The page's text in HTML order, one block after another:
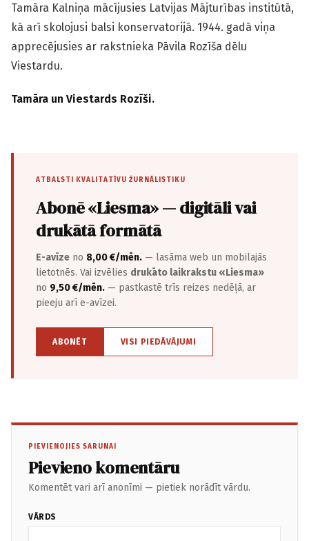
Tamāra Kalniņa mācījusies Latvijas Mājturības institūtā,
kā arī skolojusi balsi konservatorijā. 1944. gadā viņa
apprecējusies ar rakstnieka Pāvila Rozīša dēlu
Viestardu.
Tamāra un Viestards Rozīši.
ATBALSTI KVALITATĪVU ŽURNĀLISTIKU
Abonē «Liesma» — digitāli vai
drukātā formātā
E-avīze no 8,00 €/mēn. — lasāma web un mobilajās
lietotnēs. Vai izvēlies drukāto laikrakstu «Liesma»
no 9,50 €/mēn. — pastkastē trīs reizes nedēļā, ar
pieeju arī e-avīzei.
ABONĒT VISI PIEDĀVĀJUMI
PIEVIENOJIES SARUNAI
Pievieno komentāru
Komentēt vari arī anonīmi — pietiek norādīt vārdu.
VĀRDS